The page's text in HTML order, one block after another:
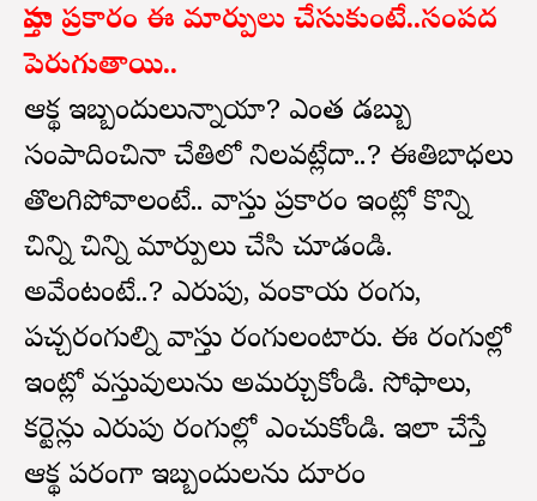
వాస్తు ప్రకారం ఈ మార్పులు చేసుకుంటే..సంపద
పెరుగుతాయి..
ఆర్థిక ఇబ్బందులున్నాయా? ఎంత డబ్బు
సంపాదించినా చేతిలో నిలవట్లేదా..? ఈతిబాధలు
తొలగిపోవాలంటే.. వాస్తు ప్రకారం ఇంట్లో కొన్ని
చిన్ని చిన్ని మార్పులు చేసి చూడండి.
అవేంటంటే..? ఎరుపు, వంకాయ రంగు,
పచ్చరంగుల్ని వాస్తు రంగులంటారు. ఈ రంగుల్లో
ఇంట్లో వస్తువులును అమర్చుకోండి. సోఫాలు,
కర్టెన్లు ఎరుపు రంగుల్లో ఎంచుకోండి. ఇలా చేస్తే
ఆర్థిక పరంగా ఇబ్బందులను దూరం